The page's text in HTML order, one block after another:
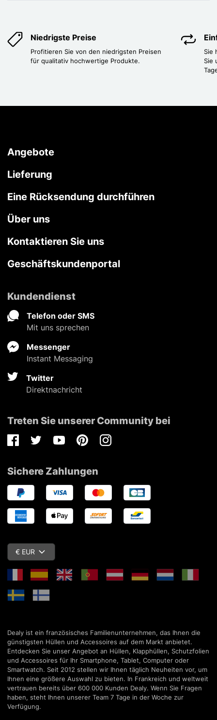
Niedrigste Preise
Profitieren Sie von den niedrigsten Preisen
für qualitativ hochwertige Produkte.
Sie
Sie
Angebote
Lieferung
Eine Rücksendung durchführen
Über uns
Kontaktieren Sie uns
Geschäftskundenportal
Kundendienst
Telefon oder SMS
Mit uns sprechen
Messenger
Instant Messaging
Twitter
Direktnachricht
Treten Sie unserer Community bei
FacebookTwitterYoutubePinterestInstagram
Sichere Zahlungen
€ EUR
Dealy ist ein französisches Familienunternehmen, das Ihnen die
günstigsten Hüllen und Accessoires auf dem Markt anbietet.
Entdecken Sie unser Angebot an Hüllen, Klapphüllen, Schutzfolien
und Accessoires für Ihr Smartphone, Tablet, Computer oder
Smartwatch. Seit 2012 stellen wir Ihnen täglich Neuheiten vor, um
Ihnen eine größere Auswahl zu bieten. In Frankreich und weltweit
vertrauen bereits über 600 000 Kunden Dealy. Wenn Sie Fragen
haben, steht Ihnen unserer Team 7 Tage in der Woche zur
Verfügung.